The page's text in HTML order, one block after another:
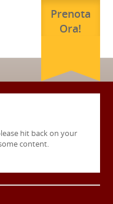
Prenota
Ora!
hit back on your
content.